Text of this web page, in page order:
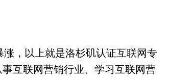
，以上就是洛杉矶认证互联网专
互联网营销行业、学习互联网营